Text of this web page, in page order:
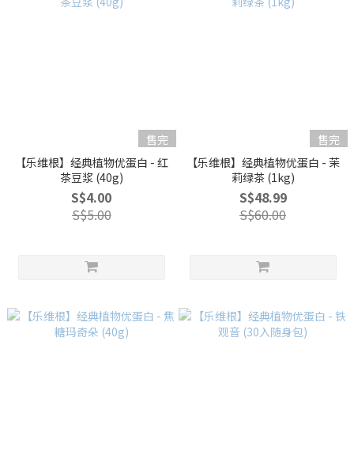
售完
【乐维根】经典植物优蛋白 - 红
茶豆浆 (40g)
S$4.00
S$5.00
售完
【乐维根】经典植物优蛋白 - 茉
莉绿茶 (1kg)
S$48.99
S$60.00